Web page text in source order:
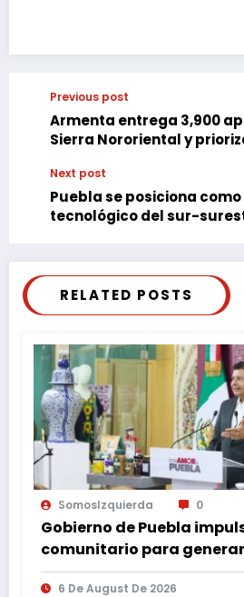
Previous post
Armenta entrega 3,900
Sierra Nororiental y
Next post
Puebla se posiciona
tecnológico del sur-
RELATED POSTS
SomosIzquierda 0
Gobierno de Puebla
comunitario para
desarrollo
6 De August De 2026